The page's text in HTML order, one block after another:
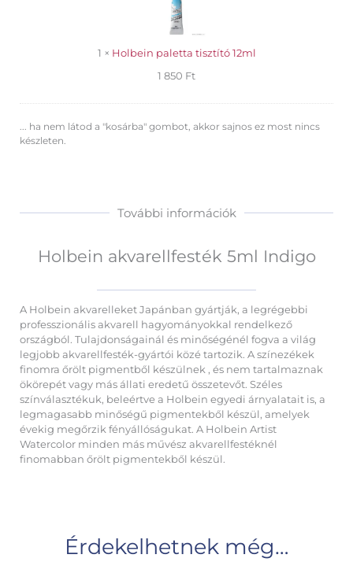
12ml
1 × Holbein paletta tisztító 12ml
1 850 Ft
... ha nem látod a "kosárba" gombot, akkor sajnos ez most nincs
készleten.
További információk
Holbein akvarellfesték 5ml Indigo
A Holbein akvarelleket Japánban gyártják, a legrégebbi
professzionális akvarell hagyományokkal rendelkező
országból. Tulajdonságainál és minőségénél fogva a világ
legjobb akvarellfesték-gyártói közé tartozik. A színezékek
finomra őrölt pigmentből készülnek , és nem tartalmaznak
ökörepét vagy más állati eredetű összetevőt. Széles
színválasztékuk, beleértve a Holbein egyedi árnyalatait is, a
legmagasabb minőségű pigmentekből készül, amelyek
évekig megőrzik fényállóságukat. A Holbein Artist
Watercolor minden más művész akvarellfestéknél
finomabban őrölt pigmentekből készül.
Érdekelhetnek még…